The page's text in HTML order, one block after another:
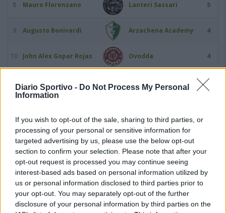
Diario Sportivo - Do Not Process My Personal
Information
If you wish to opt-out of the sale, sharing to third parties, or
processing of your personal or sensitive information for
targeted advertising by us, please use the below opt-out
section to confirm your selection. Please note that after your
opt-out request is processed you may continue seeing
interest-based ads based on personal information utilized by
us or personal information disclosed to third parties prior to
your opt-out. You may separately opt-out of the further
disclosure of your personal information by third parties on the
8 Mauro Florenzano Lanteri Sassari 5
9 Augusto Bonivardi Arzachena Academy 4
10 John Alex Gopar Rojas Ovodda 4
4
13 Predrag Radovanovic Coghinas Calcio
Domenico Saba Bonorva
15 Edoardo Sedda Ovodda
Andrea Usai Lanteri Sassari